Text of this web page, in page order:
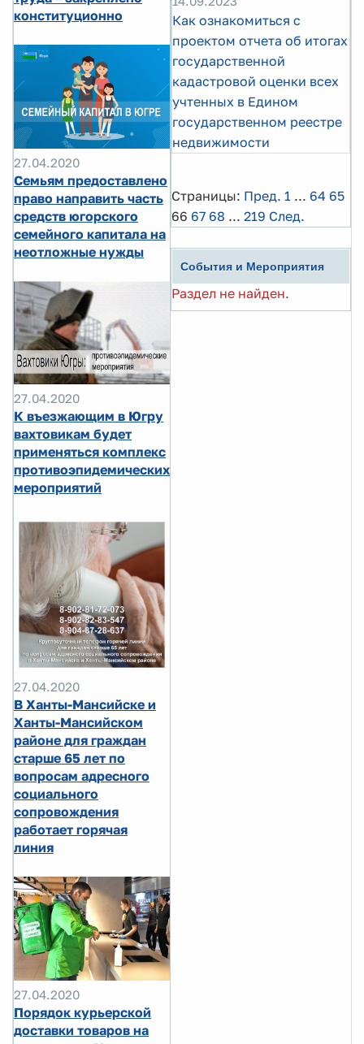
конституционно
27.04.2020
Семьям предоставлено
право направить часть
средств югорского
семейного капитала на
неотложные нужды
27.04.2020
К въезжающим в Югру
вахтовикам будет
применяться комплекс
противоэпидемических
мероприятий
27.04.2020
В Ханты-Мансийске и
Ханты-Мансийском
районе для граждан
старше 65 лет по
вопросам адресного
социального
сопровождения
работает горячая
линия
27.04.2020
Порядок курьерской
доставки товаров на
Как ознакомиться с
проектом отчета об итогах
государственной
кадастровой оценки всех
учтенных в Едином
государственном реестре
недвижимости
Страницы: Пред. 1 ... 64 65
66 67 68 ... 219 След.
События и Мероприятия
Раздел не найден.